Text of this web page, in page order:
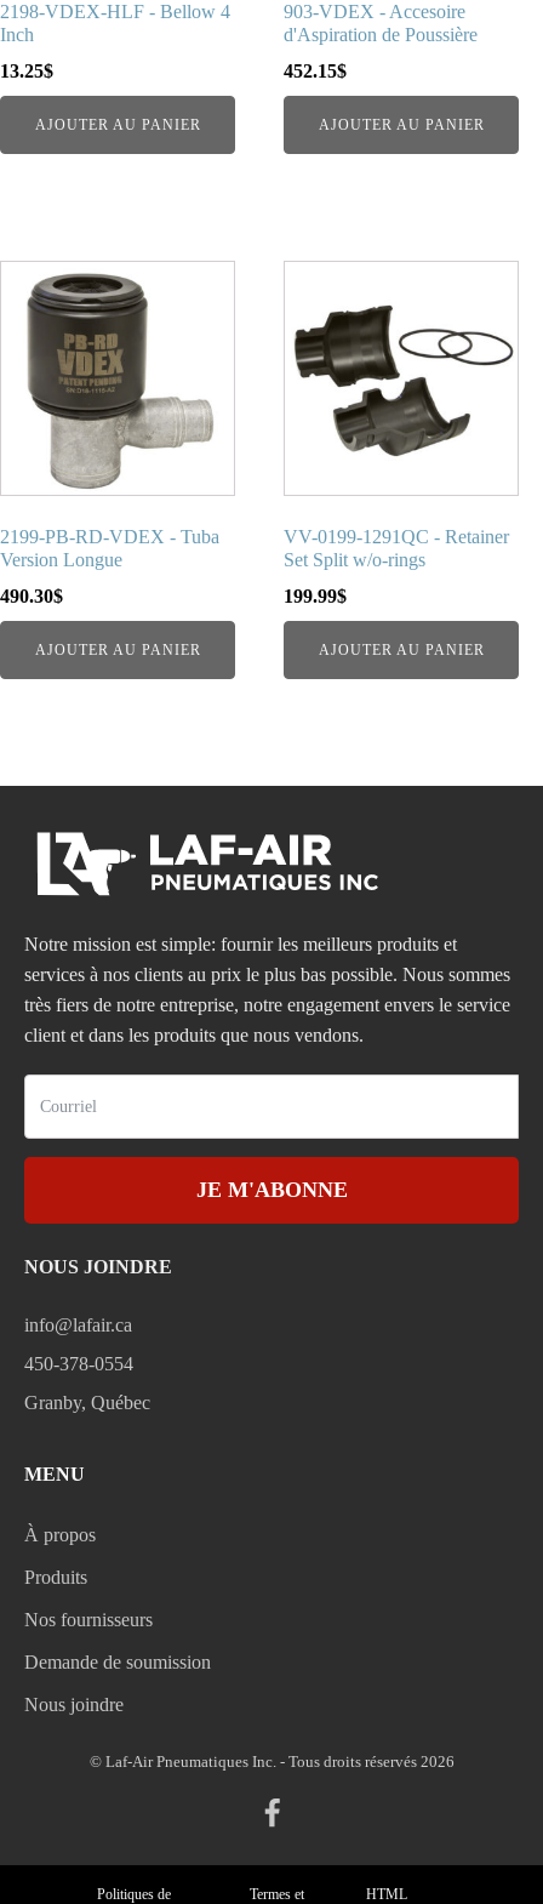
2198-VDEX-HLF - Bellow 4
Inch
13.25$
AJOUTER AU PANIER
903-VDEX - Accesoire
d'Aspiration de Poussière
452.15$
AJOUTER AU PANIER
2199-PB-RD-VDEX - Tuba
Version Longue
490.30$
AJOUTER AU PANIER
VV-0199-1291QC - Retainer
Set Split w/o-rings
199.99$
AJOUTER AU PANIER
Notre mission est simple: fournir les meilleurs produits et
services à nos clients au prix le plus bas possible. Nous sommes
très fiers de notre entreprise, notre engagement envers le service
client et dans les produits que nous vendons.
JE M'ABONNE
NOUS JOINDRE
info@lafair.ca
450-378-0554
Granby, Québec
MENU
À propos
Produits
Nos fournisseurs
Demande de soumission
Nous joindre
© Laf-Air Pneumatiques Inc. - Tous droits réservés 2026
Politiques de Termes et HTML